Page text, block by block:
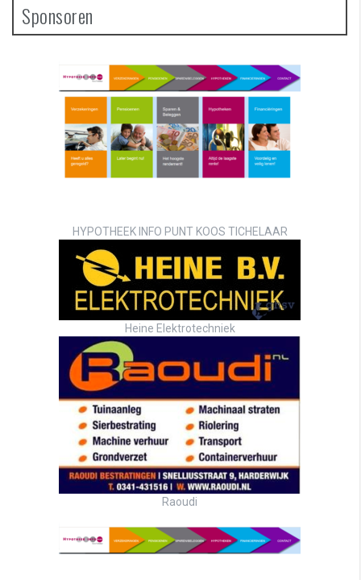
Sponsoren
HYPOTHEEK INFO PUNT KOOS TICHELAAR
Heine Elektrotechniek
Raoudi